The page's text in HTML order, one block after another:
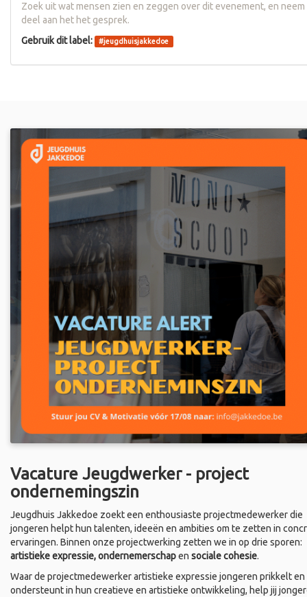
Zoek uit wat mensen zien en zeggen over dit evenement, en neem
deel aan het het gesprek.
Gebruik dit label:
#jeugdhuisjakkedoe
Vacature Jeugdwerker - project
ondernemingszin
Jeugdhuis Jakkedoe zoekt een enthousiaste projectmedewerker die
jongeren helpt hun talenten, ideeën en ambities om te zetten in
ervaringen. Binnen onze projectwerking zetten we in op drie sporen:
artistieke expressie, ondernemerschapen sociale cohesie.
Waar de projectmedewerker artistieke expressie jongeren prikkelt en
ondersteunt in hun creatieve en artistieke ontwikkeling, help jij